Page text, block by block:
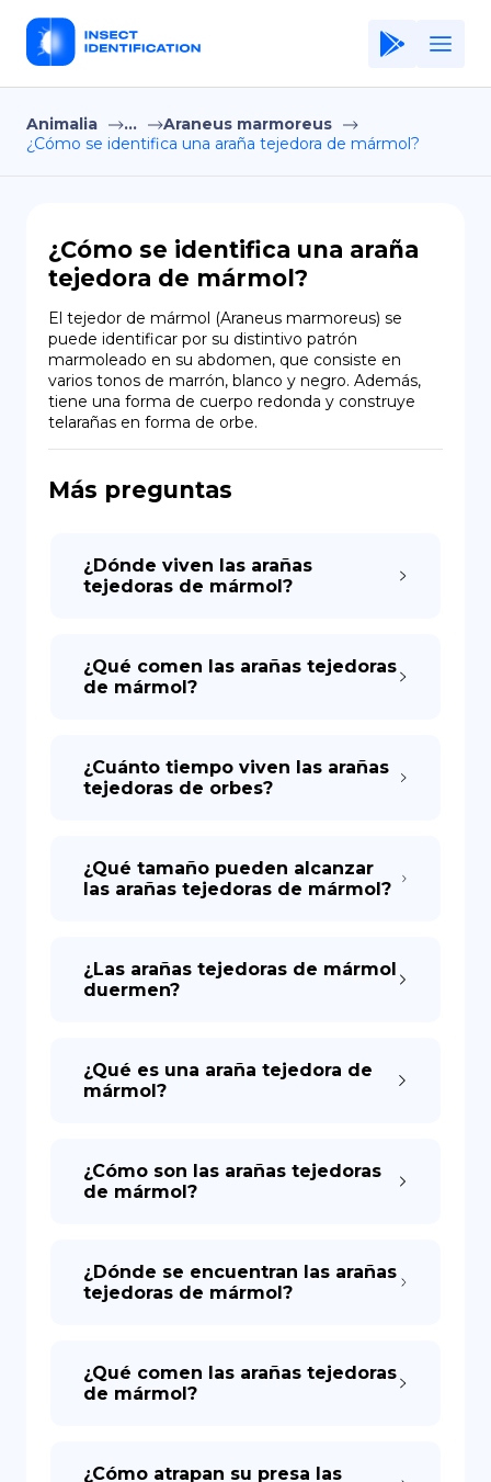
Home
Application
Terms of Use
Privacy Policy
ES
EN
Copiright © Niro ID
Animalia ...
Araneus marmoreus
¿Cómo se identifica una araña tejedora de mármol?
¿Cómo se identifica una araña
tejedora de mármol?
El tejedor de mármol (Araneus marmoreus) se
puede identificar por su distintivo patrón
marmoleado en su abdomen, que consiste en
varios tonos de marrón, blanco y negro. Además,
tiene una forma de cuerpo redonda y construye
telarañas en forma de orbe.
Más preguntas
¿Dónde viven las arañas
tejedoras de mármol?
¿Qué comen las arañas tejedoras
de mármol?
¿Cuánto tiempo viven las arañas
tejedoras de orbes?
¿Qué tamaño pueden alcanzar
las arañas tejedoras de mármol?
¿Las arañas tejedoras de mármol
duermen?
¿Qué es una araña tejedora de
mármol?
¿Cómo son las arañas tejedoras
de mármol?
¿Dónde se encuentran las arañas
tejedoras de mármol?
¿Qué comen las arañas tejedoras
de mármol?
¿Cómo atrapan su presa las